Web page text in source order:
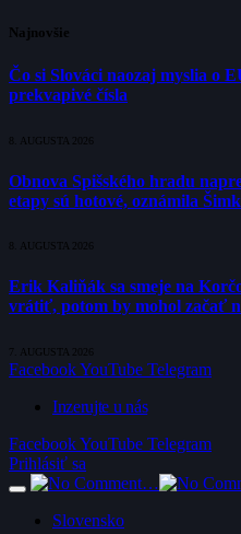
Najnovšie
Čo si Slováci naozaj myslia o
prekvapivé čísla
8. AUGUSTA 2026
Obnova Spišského hradu
etapy sú hotové, oznámila
8. AUGUSTA 2026
Erik Kaliňák sa smeje na
vrátiť, potom by mohol začať
7. AUGUSTA 2026
FacebookYouTube Telegram
Inzerujte u nás
FacebookYouTube Telegram
Prihlásiť sa
Slovensko